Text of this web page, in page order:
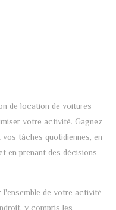
de location de voitures
votre activité. Gagnez
tâches quotidiennes, en
en prenant des décisions
de votre activité